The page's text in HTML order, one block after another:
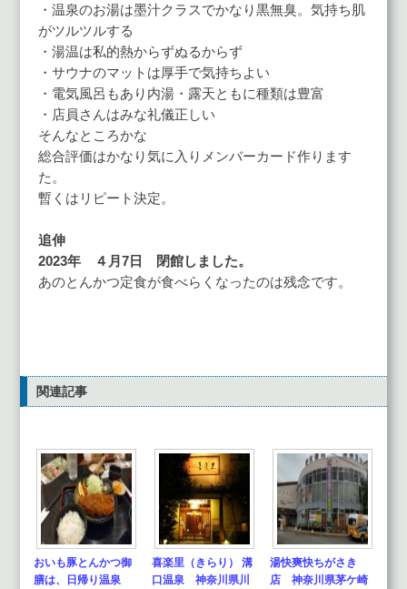
・温泉のお湯は墨汁クラスでかなり黒無臭。気持ち肌
がツルツルする
・湯温は私的熱からずぬるからず
・サウナのマットは厚手で気持ちよい
・電気風呂もあり内湯・露天ともに種類は豊富
・店員さんはみな礼儀正しい
そんなところかな
総合評価はかなり気に入りメンバーカード作ります
た。
暫くはリピート決定。
追伸
2023年 ４月7日 閉館しました。
あのとんかつ定食が食べらくなったのは残念です。
関連記事
おいも豚とんかつ御
膳は、日帰り温泉
喜楽里（きらり） 溝
口温泉 神奈川県川
湯快爽快ちがさき
店 神奈川県茅ケ崎